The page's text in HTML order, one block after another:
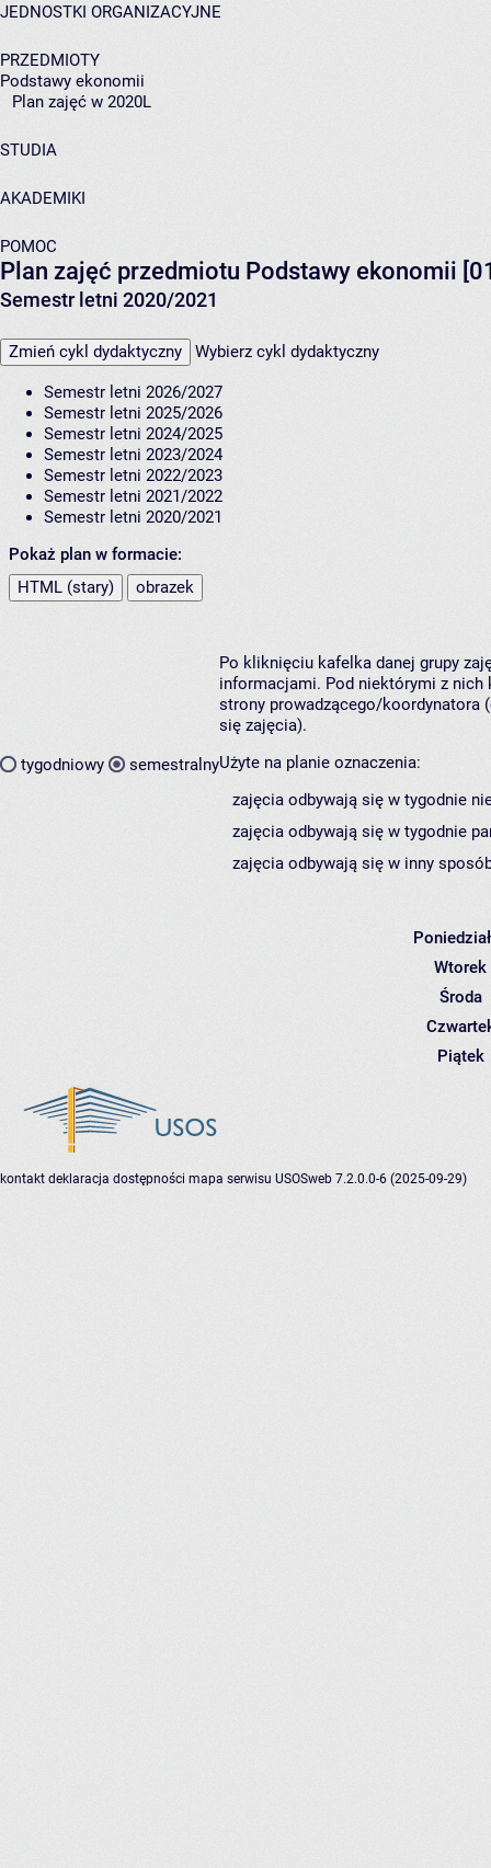
JEDNOSTKI ORGANIZACYJNE
PRZEDMIOTY
Podstawy ekonomii
Plan zajęć w 2020L
STUDIA
AKADEMIKI
POMOC
Plan zajęć przedmiotu Podstawy ekonomii
Semestr letni 2020/2021
Zmień cykl dydaktyczny Wybierz cykl dydaktyczny
Semestr letni 2026/2027
Semestr letni 2025/2026
Semestr letni 2024/2025
Semestr letni 2023/2024
Semestr letni 2022/2023
Semestr letni 2021/2022
Semestr letni 2020/2021
Pokaż plan w formacie:
HTML (stary)
obrazek
tygodniowy semestralny
Po kliknięciu kafelka danej grupy
informacjami. Pod niektórymi z nich
strony prowadzącego/koordynatora
się zajęcia).
Użyte na planie oznaczenia:
zajęcia odbywają się w tygodnie
zajęcia odbywają się w tygodnie
zajęcia odbywają się w inny
Wtorek
Środa
Piątek
kontakt deklaracja dostępności mapa serwisu USOSweb 7.2.0.0-6 (2025-09-29)